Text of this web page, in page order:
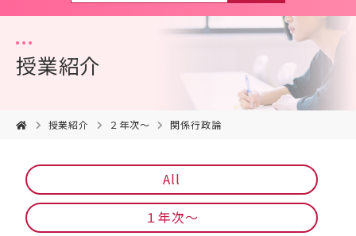
授業紹介
授業紹介 ２年次〜 関係行政論
All
１年次〜